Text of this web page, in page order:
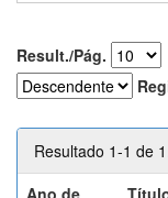
Result./Pág.
Resultado 1-1 de
Ano de